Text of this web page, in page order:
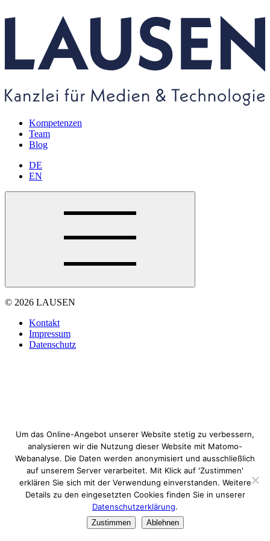
Kompetenzen
Team
Blog
DE
EN
© 2026 LAUSEN
Kontakt
Impressum
Datenschutz
Um das Online-Angebot unserer Website stetig zu verbessern,
analysieren wir die Nutzung dieser Website mit Matomo-
Webanalyse. Die Daten werden anonymisiert und ausschließlich
auf unserem Server verarbeitet. Mit Klick auf 'Zustimmen'
erklären Sie sich mit der Verwendung einverstanden. Weitere
Details zu den eingesetzten Cookies finden Sie in unserer
Datenschutzerklärung.
Zustimmen Ablehnen